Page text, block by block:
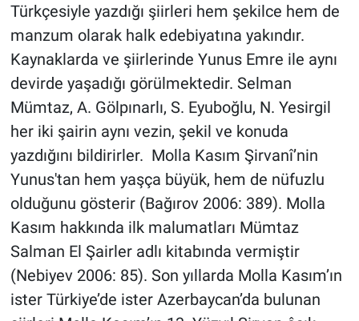
Türkçesiyle yazdığı şiirleri hem şekilce hem de
manzum olarak halk edebiyatına yakındır.
Kaynaklarda ve şiirlerinde Yunus Emre ile aynı
devirde yaşadığı görülmektedir. Selman
Mümtaz, A. Gölpınarlı, S. Eyuboğlu, N. Yesirgil
her iki şairin aynı vezin, şekil ve konuda
yazdığını bildirirler. Molla Kasım Şirvanî’nin
Yunus'tan hem yaşça büyük, hem de nüfuzlu
olduğunu gösterir (Bağırov 2006: 389). Molla
Kasım hakkında ilk malumatları Mümtaz
Salman El Şairler adlı kitabında vermiştir
(Nebiyev 2006: 85). Son yıllarda Molla Kasım’ın
ister Türkiye’de ister Azerbaycan’da bulunan